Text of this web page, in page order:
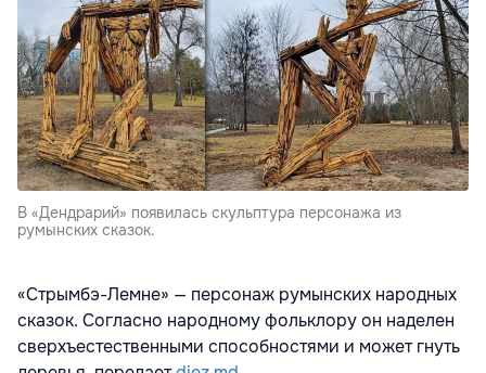
В «Дендрарий» появилась скульптура персонажа из
румынских сказок.
«Стрымбэ-Лемне» — персонаж румынских народных
сказок. Согласно народному фольклору он наделен
сверхъестественными способностями и может гнуть